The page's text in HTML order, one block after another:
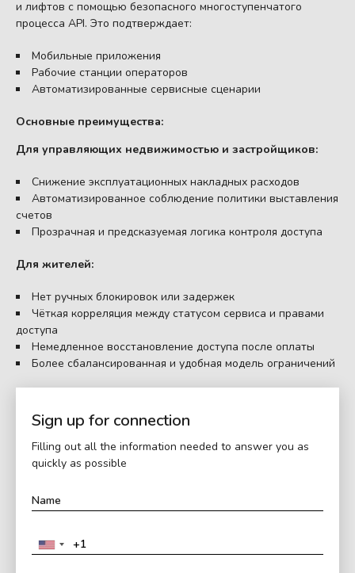
и лифтов с помощью безопасного многоступенчатого
процесса API. Это подтверждает:
Мобильные приложения
Рабочие станции операторов
Автоматизированные сервисные сценарии
Основные преимущества:
Для управляющих недвижимостью и застройщиков:
Снижение эксплуатационных накладных расходов
Автоматизированное соблюдение политики выставления
счетов
Прозрачная и предсказуемая логика контроля доступа
Для жителей:
Нет ручных блокировок или задержек
Чёткая корреляция между статусом сервиса и правами
доступа
Немедленное восстановление доступа после оплаты
Более сбалансированная и удобная модель ограничений
Sign up for connection
Filling out all the information needed to answer you as
quickly as possible